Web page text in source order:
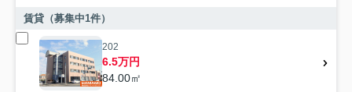
賃貸（募集中1件）
202
6.5万円
84.00㎡